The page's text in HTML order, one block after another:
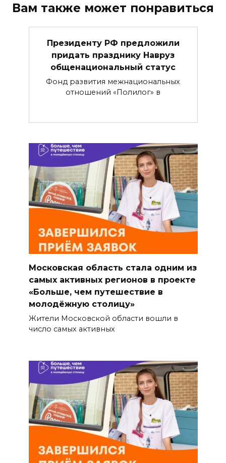
Вам также может понравиться
Президенту РФ предложили
придать празднику Навруз
общенациональный статус
Фонд развития межнациональных
отношений «Полилог» в
Московская область стала одним из
самых активных регионов в проекте
«Больше, чем путешествие в
молодёжную столицу»
Жители Московской области вошли в
число самых активных